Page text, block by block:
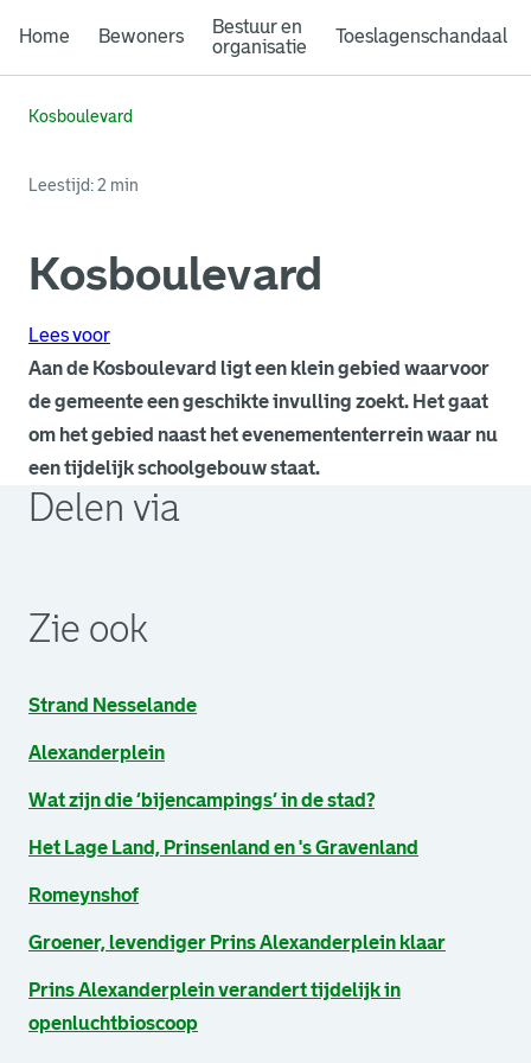
Home Bewoners
Bestuur en
organisatie
Toeslagenschandaal
Kosboulevard
Leestijd: 2 min
Kosboulevard
Lees voor
Aan de Kosboulevard ligt een klein gebied waarvoor
de gemeente een geschikte invulling zoekt. Het gaat
om het gebied naast het evenemententerrein waar nu
een tijdelijk schoolgebouw staat.
Delen via
Zie ook
Strand Nesselande
Alexanderplein
Wat zijn die ‘bijencampings’ in de stad?
Het Lage Land, Prinsenland en 's Gravenland
Romeynshof
Groener, levendiger Prins Alexanderplein klaar
Prins Alexanderplein verandert tijdelijk in
openluchtbioscoop